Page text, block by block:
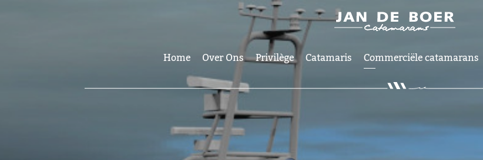
Home Over Ons Privilège Catamaris Commerciële catamarans